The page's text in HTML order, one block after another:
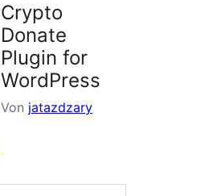
Crypto
Donate
Plugin for
WordPress
Von jatazdzary